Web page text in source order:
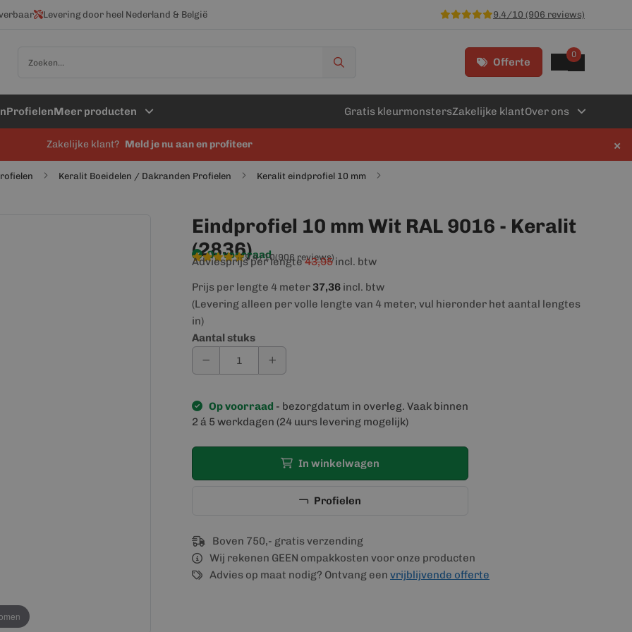
Levering door heel Nederland & België 9.4/10 (906 reviews)
Offerte
0
ProfielenMeer producten Gratis kleurmonstersZakelijke klantOver ons
Zakelijke klant? Meld je nu aan en profiteer ×
Keralit Boeidelen / Dakranden Profielen
Keralit eindprofiel 10 mm
Eindprofiel 10 mm Wit RAL 9016 - Keralit
(2836)
Op voorraad
9,4/10(906 reviews)
Adviesprijs per lengte43,95incl. btw
Prijs per lengte 4 meter37,36 incl. btw
(Levering alleen per volle lengte van 4 meter, vul hieronder het aantal lengtes
in)
Aantal stuks
Op voorraad - bezorgdatum in overleg. Vaak binnen
2 á 5 werkdagen (24 uurs levering mogelijk)
In winkelwagen
Profielen
Boven 750,- gratis verzending
Wij rekenen GEEN ompakkosten voor onze producten
Advies op maat nodig? Ontvang een vrijblijvende offerte